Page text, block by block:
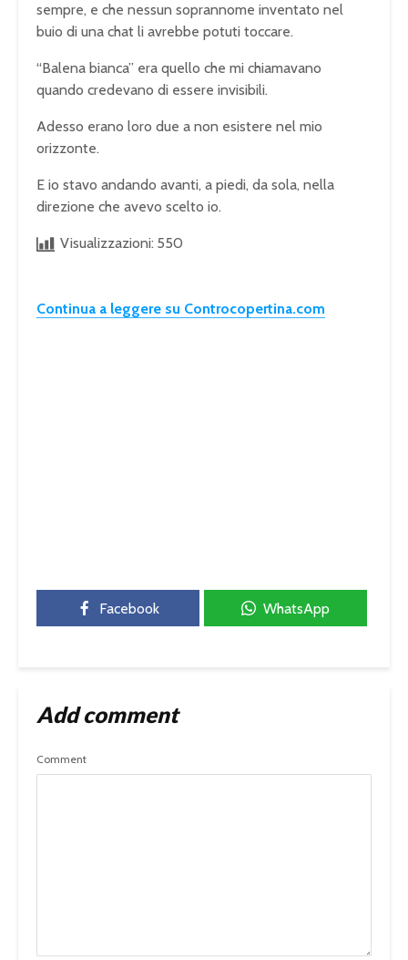
sempre, e che nessun soprannome inventato nel
buio di una chat li avrebbe potuti toccare.
“Balena bianca” era quello che mi chiamavano
quando credevano di essere invisibili.
Adesso erano loro due a non esistere nel mio
orizzonte.
E io stavo andando avanti, a piedi, da sola, nella
direzione che avevo scelto io.
Visualizzazioni: 550
Continua a leggere su Controcopertina.com
Facebook WhatsApp
Add comment
Comment